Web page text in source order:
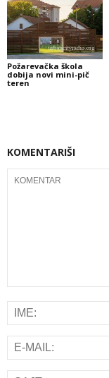
Požarevačka škola
dobija novi mini-pič
teren
KOMENTARIŠI